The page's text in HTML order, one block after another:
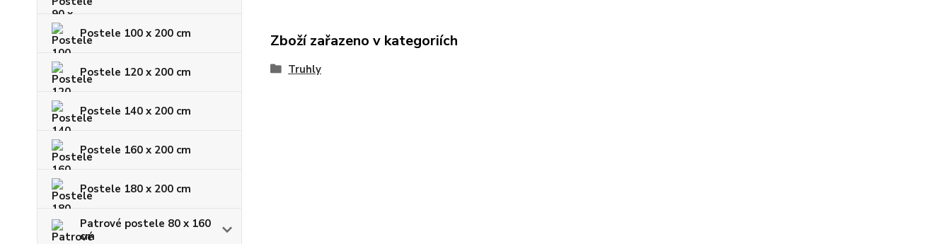
Postele 100 x 200 cm
Postele 120 x 200 cm
Postele 140 x 200 cm
Postele 160 x 200 cm
Postele 180 x 200 cm
Patrové postele 80 x 160
cm
Zboží zařazeno v kategoriích
Truhly